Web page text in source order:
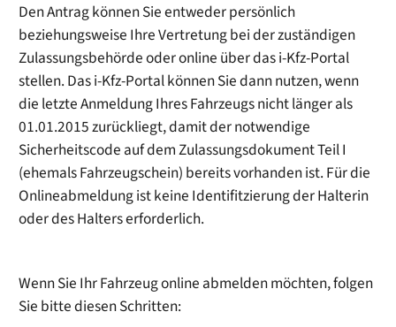
Den Antrag können Sie entweder persönlich
beziehungsweise Ihre Vertretung bei der zuständigen
Zulassungsbehörde oder online über das i-Kfz-Portal
stellen. Das i-Kfz-Portal können Sie dann nutzen, wenn
die letzte Anmeldung Ihres Fahrzeugs nicht länger als
01.01.2015 zurückliegt, damit der notwendige
Sicherheitscode auf dem Zulassungsdokument Teil I
(ehemals Fahrzeugschein) bereits vorhanden ist. Für die
Onlineabmeldung ist keine Identifitzierung der Halterin
oder des Halters erforderlich.
Wenn Sie Ihr Fahrzeug online abmelden möchten, folgen
Sie bitte diesen Schritten: